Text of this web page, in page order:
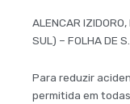
ALENCAR
SUL) – FOLHA DE
Para reduzir
permitida em